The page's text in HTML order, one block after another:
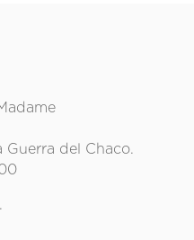
Guerra del Chaco.